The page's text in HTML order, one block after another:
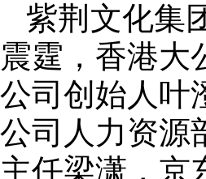
紫荆文化集
震霆，香港大
公司创始人叶
公司人力资源
主任梁潇，京